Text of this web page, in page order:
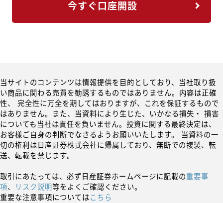
今すぐ口座開設
当サイトのコンテンツは情報提供を目的としており、当社取り扱
い商品に関わる売買を勧誘するものではありません。内容は正確
性、 完全性に万全を期してはおりますが、これを保証するもので
はありません。また、当資料により生じた、いかなる損失・ 損害
についても当社は責任を負いません。投資に関する最終決定は、
お客様ご自身の判断でなさるようお願いいたします。 当資料の一
切の権利は日産証券株式会社に帰属しており、無断での複製、転
送、転載を禁じます。
取引にあたっては、必ず日産証券ホームページに記載の重要事
項、 リスク説明等をよくご確認ください。
重要な注意事項についてはこちら